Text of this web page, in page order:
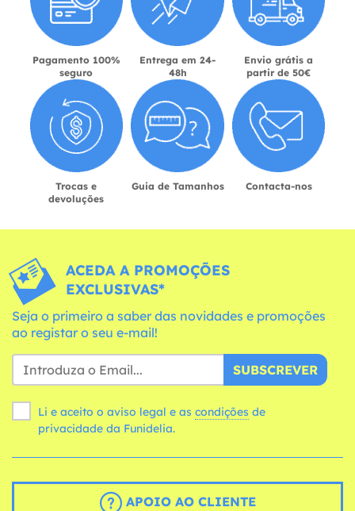
Pagamento 100%
seguro
Entrega em 24-
48h
Envio grátis a
partir de 50€
Trocas e
devoluções
Guia de Tamanhos Contacta-nos
ACEDA A PROMOÇÕES
EXCLUSIVAS*
Seja o primeiro a saber das novidades e promoções
ao registar o seu e-mail!
SUBSCREVER
Li e aceito o aviso legal e as condições
privacidade da Funidelia.
APOIO AO CLIENTE